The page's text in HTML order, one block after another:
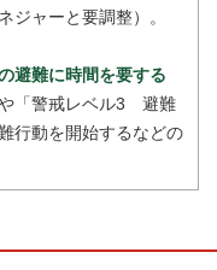
ジャーと要調整）。
避難に時間を要する
「警戒レベル3 避難
行動を開始するなどの